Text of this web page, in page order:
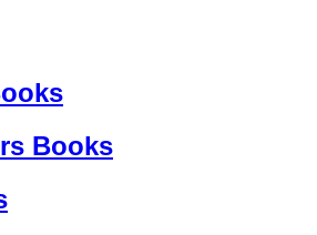
Books